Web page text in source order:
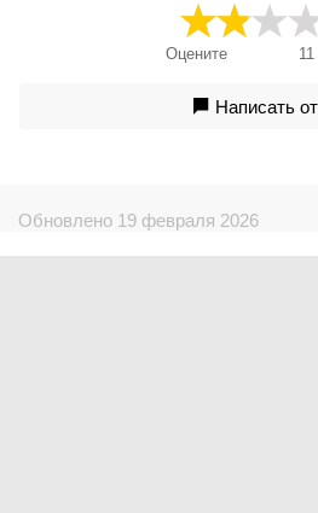
Оцените 11
Написать
Обновлено 19 февраля 2026